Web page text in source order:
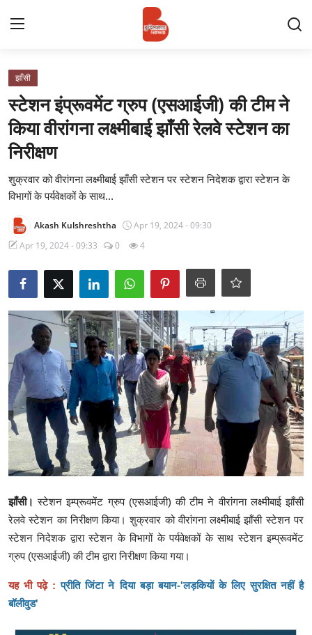
Contact
प्रमुख ख़बर
अपना शहर
राज्य
बुन्देलखण्ड
वीडियो
क्राइम
स्पोर्ट्स
मनोरंजन
गैलरी
झाँसी
स्टेशन इंप्रूवमेंट ग्रुप (एसआईजी) की टीम ने
किया वीरांगना लक्ष्मीबाई झाँसी रेलवे स्टेशन का
निरीक्षण
शुक्रवार को वीरांगना लक्ष्मीबाई झाँसी स्टेशन पर स्टेशन निदेशक द्वारा स्टेशन के
विभागों के पर्यवेक्षकों के साथ...
Akash Kulshreshtha
Apr 19, 2024 - 09:30
Apr 19, 2024 - 09:33
0 4
झाँसी। स्टेशन इम्प्रूवमेंट ग्रुप (एसआईजी) की टीम ने वीरांगना लक्ष्मीबाई झाँसी
रेलवे स्टेशन का निरीक्षण किया। शुक्रवार को वीरांगना लक्ष्मीबाई झाँसी स्टेशन पर
स्टेशन निदेशक द्वारा स्टेशन के विभागों के पर्यवेक्षकों के साथ स्टेशन इम्प्रूवमेंट
ग्रुप (एसआईजी) की टीम द्वारा निरीक्षण किया गया।
यह भी पढ़े : प्रीति जिंटा ने दिया बड़ा बयान-'लड़कियों के लिए सुरक्षित नहीं है
बॉलीवुड'